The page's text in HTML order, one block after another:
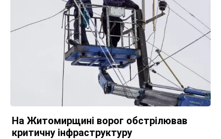
На Житомирщині ворог обстрілював
критичну інфраструктуру